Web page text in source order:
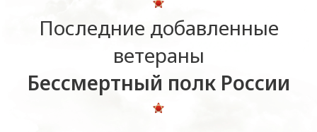
Последние добавленные
ветераны
Бессмертный полк России